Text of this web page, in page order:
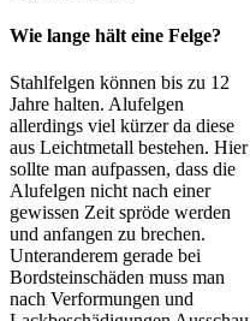
Wie lange hält eine Felge?
Stahlfelgen können bis zu 12
Jahre halten. Alufelgen
allerdings viel kürzer da diese
aus Leichtmetall bestehen. Hier
sollte man aufpassen, dass die
Alufelgen nicht nach einer
gewissen Zeit spröde werden
und anfangen zu brechen.
Unteranderem gerade bei
Bordsteinschäden muss man
nach Verformungen und